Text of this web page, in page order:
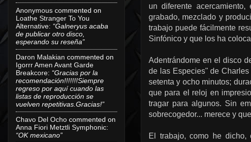
un diferente
grabado, mezclado y
trabajo puede fácilmente
Sinfónico y que los ha
Adentrándome en el disco
de las Especies" de
setenta y ocho minutos;
que para el reloj en
tragar para algunos. Sin
sobrecogedor... merece y
El trabajo, como he dicho,
Anonymous commented on
Loathe Stranger To You
Alternative: “Galneryus acaba
de publicar otro disco,
esperando su reseña”
Daron Malakian commented on
Igorrr Amen Avant Garde
Breakcore: “Gracias por la
recomendación!!!!!!!Siempre
regreso por aquí cuando las
listas de reproducción se
vuelven repetitivas.Gracias!”
Chavo Del Ocho commented on
Anna Fiori Metztli Symphonic:
“OK mexicano”